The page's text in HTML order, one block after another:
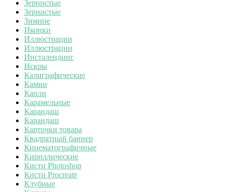
Зернистые
Зернистые
Зимние
Иконки
Иллюстрации
Иллюстрации
Инсталендинг
Искры
Калиграфические
Камни
Капли
Карамельные
Карандаш
Карандаш
Карточки товара
Квадратный баннер
Кинематографичные
Кириллические
Кисти Photoshop
Кисти Procreate
Клубные